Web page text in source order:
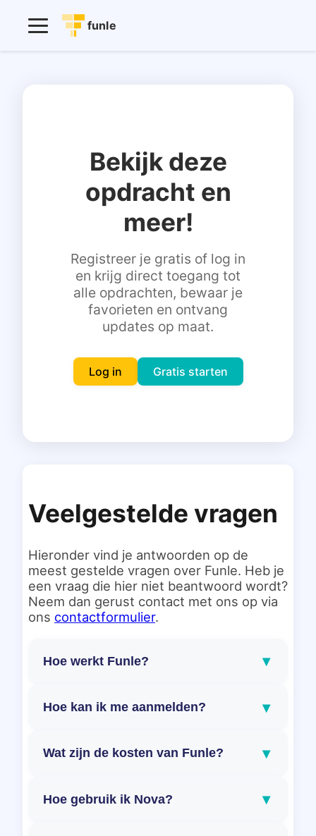
funle
Inloggen
Gratis starten
Bekijk deze
opdracht en
meer!
Registreer je gratis of log in
en krijg direct toegang tot
alle opdrachten, bewaar je
favorieten en ontvang
updates op maat.
Log in Gratis starten
Veelgestelde vragen
Hieronder vind je antwoorden op de
meest gestelde vragen over Funle. Heb je
een vraag die hier niet beantwoord wordt?
Neem dan gerust contact met ons op via
ons contactformulier.
Hoe werkt Funle? ▾
Hoe kan ik me aanmelden? ▾
Wat zijn de kosten van Funle? ▾
Hoe gebruik ik Nova? ▾